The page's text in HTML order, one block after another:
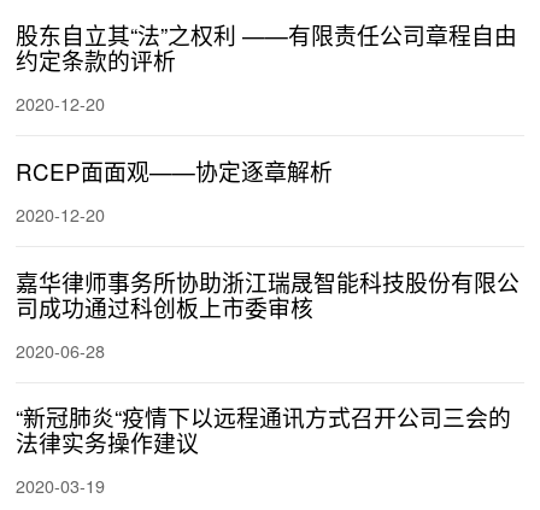
股东自立其“法”之权利 ——有限责任公司章程自由
约定条款的评析
2020-12-20
RCEP面面观——协定逐章解析
2020-12-20
嘉华律师事务所协助浙江瑞晟智能科技股份有限公
司成功通过科创板上市委审核
2020-06-28
“新冠肺炎“疫情下以远程通讯方式召开公司三会的
法律实务操作建议
2020-03-19